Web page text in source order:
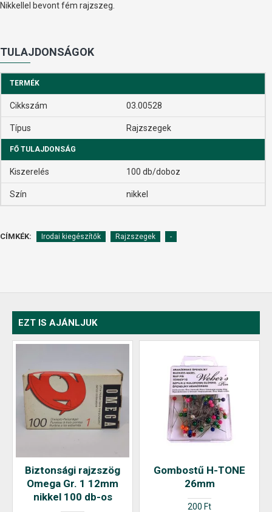
Nikkellel bevont fém rajzszeg.
TULAJDONSÁGOK
TERMÉK
Cikkszám 03.00528
Típus Rajzszegek
FŐ TULAJDONSÁG
Kiszerelés 100 db/doboz
Szín nikkel
CÍMKÉK: Irodai kiegészítők Rajzszegek -
EZT IS AJÁNLJUK
Biztonsági rajzszög
Omega Gr. 1 12mm
nikkel 100 db-os
Gombostű H-TONE
26mm
200 Ft